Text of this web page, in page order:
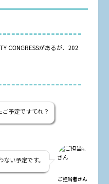
CONGRESSがあるが、202
予定ですてれ？
い予定です。
ご担当者さん